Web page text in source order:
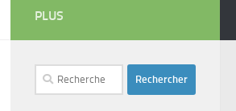
PLUS
Rechercher :